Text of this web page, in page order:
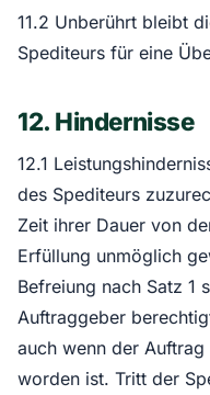
11.2 Unberührt bleibt
Spediteurs für eine
12. Hindernisse
12.1
des Spediteurs
Zeit ihrer Dauer von
Erfüllung unmöglich
Befreiung nach Satz 1
Auftraggeber
auch wenn der
worden ist. Tritt der